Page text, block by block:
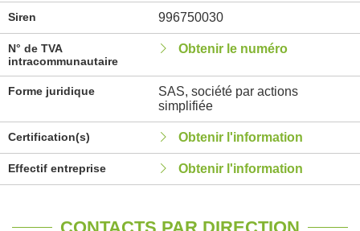
Siren 996750030
N° de TVA
intracommunautaire
Obtenir le numéro
Forme juridique
SAS, société par actions
simplifiée
Certification(s) Obtenir l'information
Effectif entreprise Obtenir l'information